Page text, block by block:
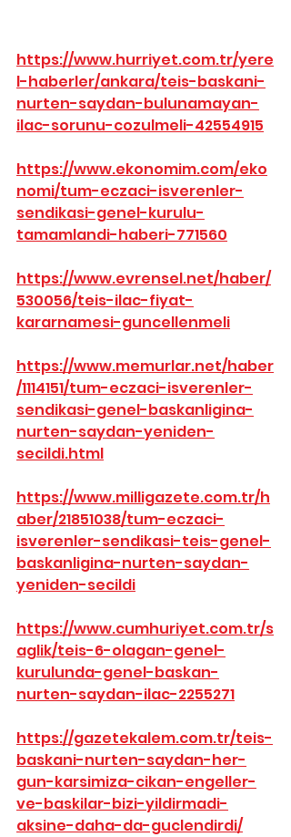
https://www.hurriyet.com.tr/yere
l-haberler/ankara/teis-baskani-
nurten-saydan-bulunamayan-
ilac-sorunu-cozulmeli-42554915
https://www.ekonomim.com/eko
nomi/tum-eczaci-isverenler-
sendikasi-genel-kurulu-
tamamlandi-haberi-771560
https://www.evrensel.net/haber/
530056/teis-ilac-fiyat-
kararnamesi-guncellenmeli
https://www.memurlar.net/haber
/1114151/tum-eczaci-isverenler-
sendikasi-genel-baskanligina-
nurten-saydan-yeniden-
secildi.html
https://www.milligazete.com.tr/h
aber/21851038/tum-eczaci-
isverenler-sendikasi-teis-genel-
baskanligina-nurten-saydan-
yeniden-secildi
https://www.cumhuriyet.com.tr/s
aglik/teis-6-olagan-genel-
kurulunda-genel-baskan-
nurten-saydan-ilac-2255271
https://gazetekalem.com.tr/teis-
baskani-nurten-saydan-her-
gun-karsimiza-cikan-engeller-
ve-baskilar-bizi-yildirmadi-
aksine-daha-da-guclendirdi/